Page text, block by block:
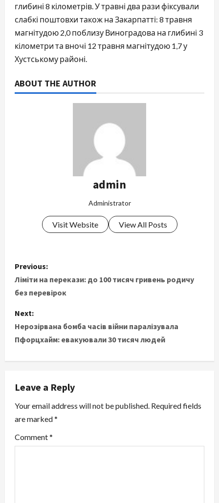
глибині 8 кілометрів. У травні два рази фіксували
слабкі поштовхи також на Закарпатті: 8 травня
магнітудою 2,0 поблизу Виноградова на глибині 3
кілометри та вночі 12 травня магнітудою 1,7 у
Хустському районі.
ABOUT THE AUTHOR
admin
Administrator
Visit Website View All Posts
P
o
t
n
a
v
i
g
a
Previous:
Ліміти на перекази: до 100 тисяч гривень родичу
без перевірок
Next:
Нерозірвана бомба часів війни паралізувала
Пфорцхайм: евакуювали 30 тисяч людей
Leave a Reply
Your email address will not be published. Required fields
are marked*
Comment*